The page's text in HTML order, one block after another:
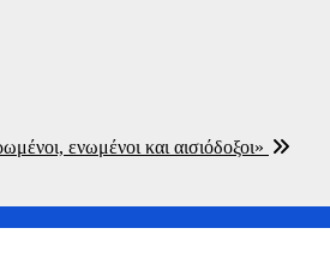
ενωμένοι και αισιόδοξοι»